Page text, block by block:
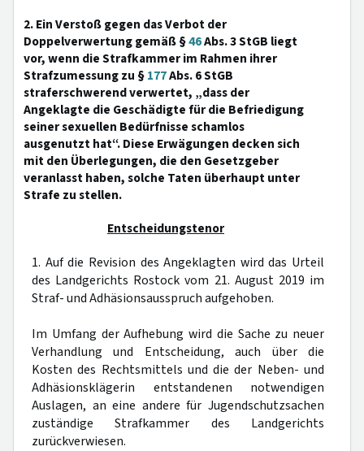
2. Ein Verstoß gegen das Verbot der
Doppelverwertung gemäß §46Abs. 3 StGB liegt
vor, wenn die Strafkammer im Rahmen ihrer
Strafzumessung zu §177Abs. 6 StGB
straferschwerend verwertet, „dass der
Angeklagte die Geschädigte für die Befriedigung
seiner sexuellen Bedürfnisse schamlos
ausgenutzt hat“. Diese Erwägungen decken sich
mit den Überlegungen, die den Gesetzgeber
veranlasst haben, solche Taten überhaupt unter
Strafe zu stellen.
Entscheidungstenor
1. Auf die Revision des Angeklagten wird das Urteil
des Landgerichts Rostock vom 21. August 2019 im
Straf- und Adhäsionsausspruch aufgehoben.
Im Umfang der Aufhebung wird die Sache zu neuer
Verhandlung und Entscheidung, auch über die
Kosten des Rechtsmittels und die der Neben- und
Adhäsionsklägerin entstandenen notwendigen
Auslagen, an eine andere für Jugendschutzsachen
zuständige Strafkammer des Landgerichts
zurückverwiesen.